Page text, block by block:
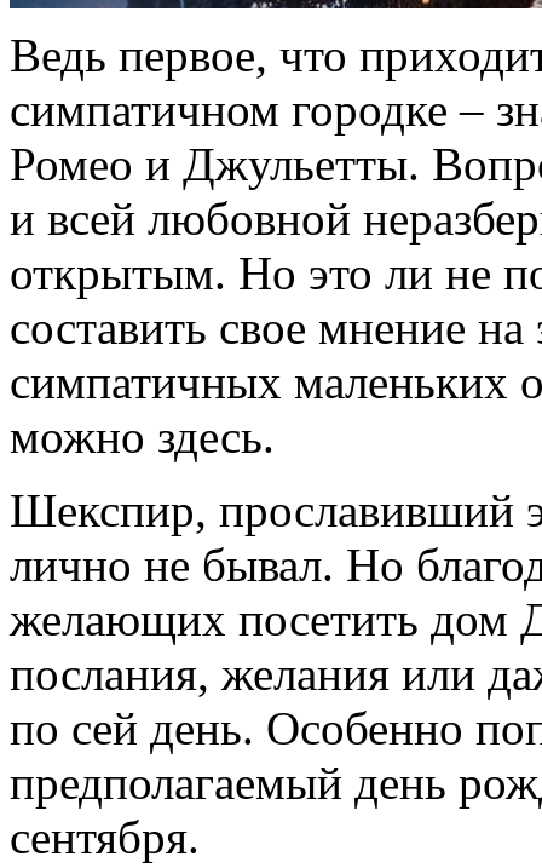
Ведь первое, что
симпатичном городке –
Ромео и Джульетты.
и всей любовной
открытым. Но это ли не
составить свое мнение
симпатичных маленьких
можно здесь.
Шекспир, прославивший
лично не бывал. Но
желающих посетить дом
послания, желания или
по сей день. Особенно
предполагаемый день
сентября.